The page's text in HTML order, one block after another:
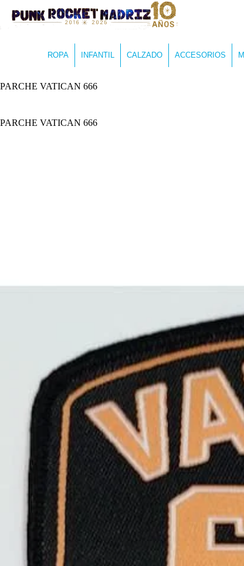
ROPA INFANTIL CALZADO ACCESORIOS
PARCHE VATICAN 666
PARCHE VATICAN 666